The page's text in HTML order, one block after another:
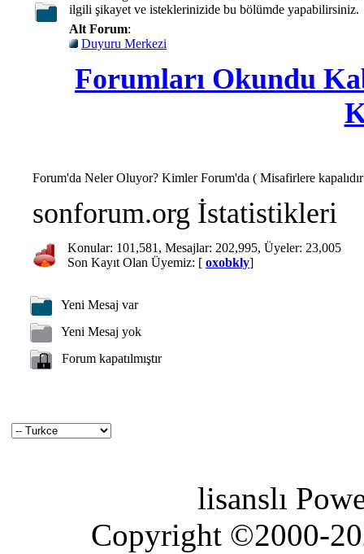
ilgili şikayet ve isteklerinizide bu bölümde yapabilirsiniz.
Alt Forum:
Duyuru Merkezi
Forumları Okundu
Forum'da Neler Oluyor? Kimler Forum'da ( Misafirlere
sonforum.org İstatistikleri
Konular: 101,581, Mesajlar: 202,995, Üyeler: 23,005
Son Kayıt Olan Üyemiz: [ oxobkly]
Yeni Mesaj var
Yeni Mesaj yok
Forum kapatılmıştır
lisanslı
Copyright ©2000-